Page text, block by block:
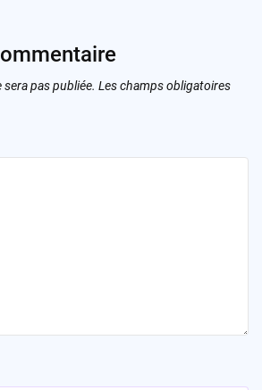
pas publiée. Les champs obligatoires